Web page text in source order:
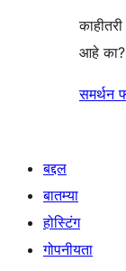
आहे का?
समर्थन
बद्दल
बातम्या
होस्टिंग
गोपनीयता